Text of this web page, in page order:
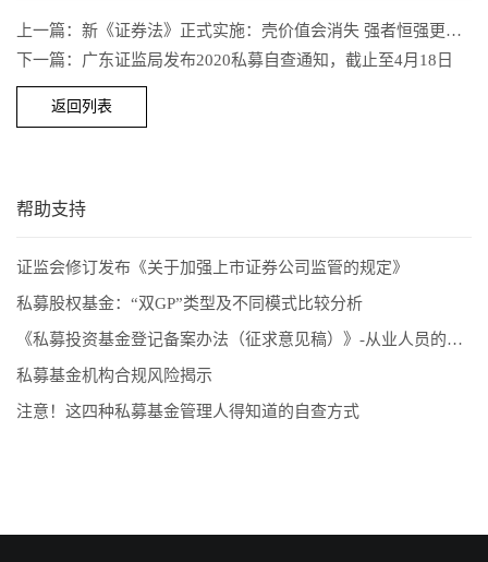
上一篇：新《证券法》正式实施：壳价值会消失 强者恒强更明显
下一篇：广东证监局发布2020私募自查通知，截止至4月18日
返回列表
帮助支持
证监会修订发布《关于加强上市证券公司监管的规定》
私募股权基金：“双GP”类型及不同模式比较分析
《私募投资基金登记备案办法（征求意见稿）》-从业人员的五项解读和新画像
私募基金机构合规风险揭示
注意！这四种私募基金管理人得知道的自查方式